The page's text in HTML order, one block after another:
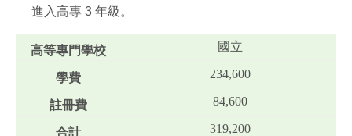
進入高專 3 年級。
國立
234,600
84,600
319,200